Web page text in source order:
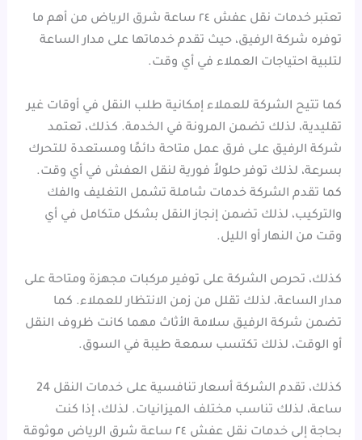
تعتبر خدمات نقل عفش ٢٤ ساعة شرق الرياض من أهم ما
توفره شركة الرفيق، حيث تقدم خدماتها على مدار الساعة
لتلبية احتياجات العملاء في أي وقت.
كما تتيح الشركة للعملاء إمكانية طلب النقل في أوقات غير
تقليدية، لذلك تضمن المرونة في الخدمة. كذلك، تعتمد
شركة الرفيق على فرق عمل متاحة دائمًا ومستعدة للتحرك
بسرعة، لذلك توفر حلولاً فورية لنقل العفش في أي وقت.
كما تقدم الشركة خدمات شاملة تشمل التغليف والفك
والتركيب، لذلك تضمن إنجاز النقل بشكل متكامل في أي
وقت من النهار أو الليل.
كذلك، تحرص الشركة على توفير مركبات مجهزة ومتاحة على
مدار الساعة، لذلك تقلل من زمن الانتظار للعملاء. كما
تضمن شركة الرفيق سلامة الأثاث مهما كانت ظروف النقل
أو الوقت، لذلك تكتسب سمعة طيبة في السوق.
كذلك، تقدم الشركة أسعار تنافسية على خدمات النقل 24
ساعة، لذلك تناسب مختلف الميزانيات. لذلك، إذا كنت
بحاجة إلى خدمات نقل عفش ٢٤ ساعة شرق الرياض موثوقة